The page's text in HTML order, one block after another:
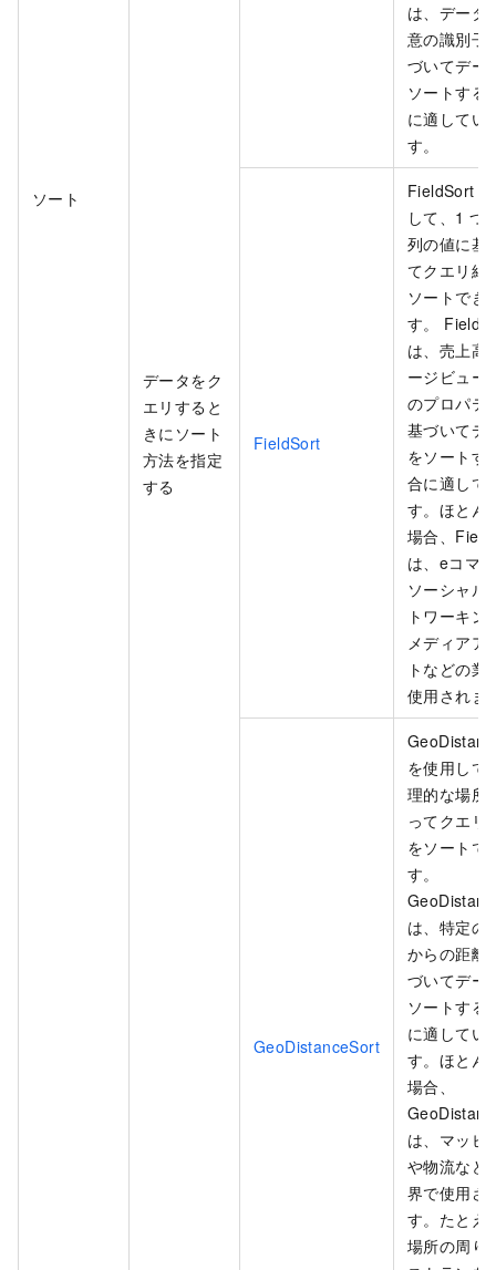
ソート
データをク
エリすると
きにソート
方法を指定
する
は、データ
意の識別子
づいてデー
ソートする
に適してい
す。
FieldSort
FieldSort
して、1 つ
列の値に基
てクエリ結
ソートでき
す。
は、売上高
ージビュー
のプロパテ
基づいてデ
をソートす
合に適して
す。ほとん
場合、
は、eコマ
ソーシャル
トワーキン
メディアア
トなどの業
使用されま
GeoDistanceSort
を使用して
理的な場所
ってクエリ
をソートで
す。
は、特定の
からの距離
づいてデー
ソートする
に適してい
す。ほとん
場合、
は、マッピ
や物流など
界で使用さ
す。たとえ
場所の周り